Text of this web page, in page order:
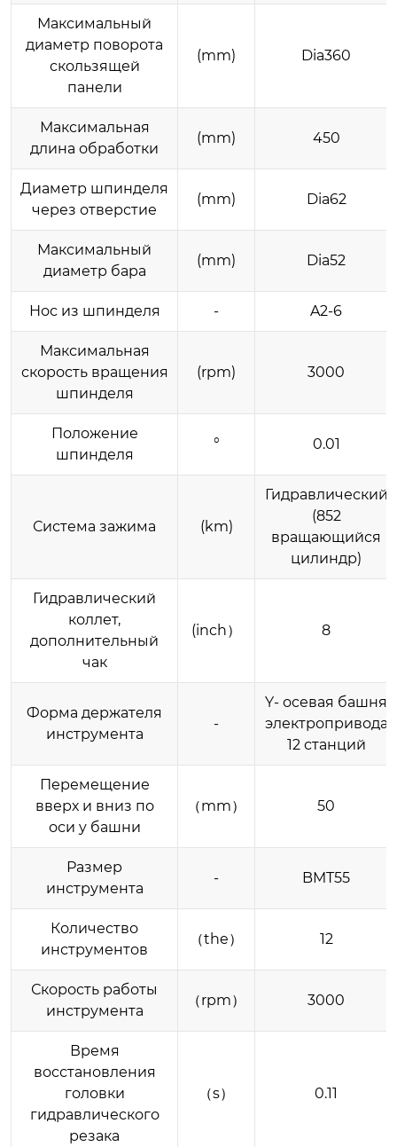
Максимальный
диаметр поворота
скользящей
панели
(mm) Dia360
Максимальная
длина обработки
(mm) 450
Диаметр шпинделя
через отверстие
(mm) Dia62
Максимальный
диаметр бара
(mm) Dia52
Нос из шпинделя - A2-6
Максимальная
скорость вращения
шпинделя
(rpm) 3000
Положение
шпинделя
° 0.01
Система зажима (km)
Гидравлический
(852
вращающийся
цилиндр)
Гидравлический
коллет,
дополнительный
чак
(inch） 8
Форма держателя
инструмента
-
Y- осевая башня
электропривода
12 станций
Перемещение
вверх и вниз по
оси y башни
（mm） 50
Размер
инструмента
- BMT55
Количество
инструментов
（the） 12
Скорость работы
инструмента
（rpm） 3000
Время
восстановления
головки
гидравлического
резака
（s） 0.11